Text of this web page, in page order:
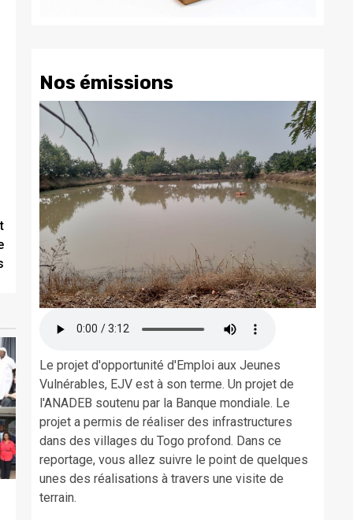
Nos émissions
Le projet d'opportunité d'Emploi aux Jeunes
Vulnérables, EJV est à son terme. Un projet de
l'ANADEB soutenu par la Banque mondiale. Le
projet a permis de réaliser des infrastructures
dans des villages du Togo profond. Dans ce
reportage, vous allez suivre le point de quelques
unes des réalisations à travers une visite de
terrain.